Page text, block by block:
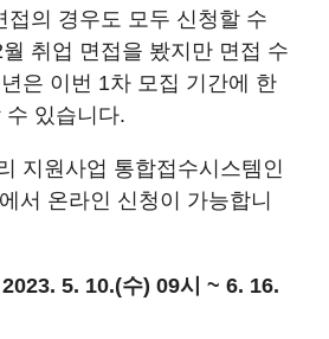
접의 경우도 모두 신청할 수
취업 면접을 봤지만 면접 수
은 이번 1차 모집 기간에 한
있습니다.
지원사업 통합접수시스템인
서 온라인 신청이 가능합니
5. 10.(수) 09시 ~ 6. 16.